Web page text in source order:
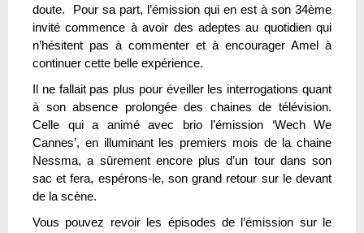
doute. Pour sa part, l’émission qui en est à son 34ème
invité commence à avoir des adeptes au quotidien qui
n’hésitent pas à commenter et à encourager Amel à
continuer cette belle expérience.
Il ne fallait pas plus pour éveiller les interrogations quant
à son absence prolongée des chaines de télévision.
Celle qui a animé avec brio l’émission ‘Wech We
Cannes’, en illuminant les premiers mois de la chaine
Nessma, a sûrement encore plus d’un tour dans son
sac et fera, espérons-le, son grand retour sur le devant
de la scène.
Vous pouvez revoir les épisodes de l’émission sur le